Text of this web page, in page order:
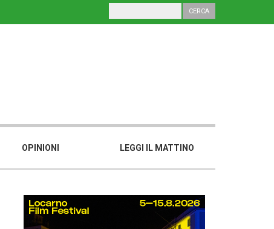
OPINIONI LEGGI IL MATTINO